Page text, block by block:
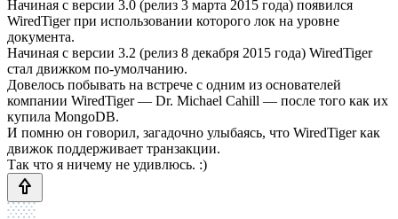
Начиная с версии 3.0 (релиз 3 марта 2015 года) появился
WiredTiger при использовании которого лок на уровне
документа.
Начиная с версии 3.2 (релиз 8 декабря 2015 года) WiredTiger
стал движком по-умолчанию.
Довелось побывать на встрече с одним из основателей
компании WiredTiger — Dr. Michael Cahill — после того как их
купила MongoDB.
И помню он говорил, загадочно улыбаясь, что WiredTiger как
движок поддерживает транзакции.
Так что я ничему не удивлюсь. :)